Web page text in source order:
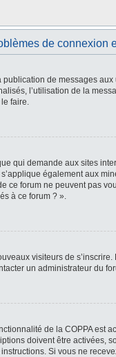
de connexion
de messages
l’utilisation de la
le faire.
qui demande aux sites
également aux
forum ne peuvent pas
à ce forum ? ».
visiteurs de
un administrateur du
de la COPPA
doivent être
Si vous ne